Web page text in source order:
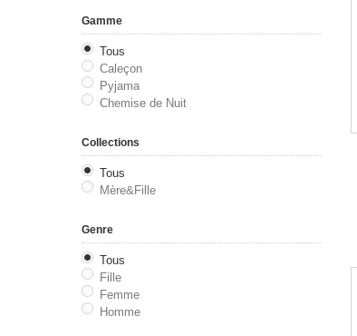
Gamme
Tous
Caleçon
Pyjama
Chemise de Nuit
Collections
Tous
Mère&Fille
Genre
Tous
Fille
Femme
Homme